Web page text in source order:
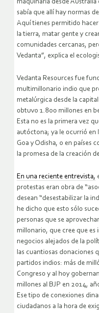
maquinaria desde
sabía que allí hay normas
Aquí tienes permitido
la tierra, matar gente y
comunidades cercanas,
Vedanta”, explica el
Vedanta Resources fue
multimillonario indio que
metalúrgica desde la
obtuvo 1.800 millones en
Esta no es la primera vez
autóctona; ya le ocurrió en
Goa y Odisha, o en países
la promesa de la creación
En una reciente entrevista,
protestas eran obra de
desean “desestabilizar la
he dicho que esto sólo
personas que se
millonario, que cree que es
negocios alejados de la
las cuantiosas donaciones
partidos indios: más de
Congreso y al hoy
millones al BJP en 2014,
Ese tipo de conexiones
ciudadanos a la hora de